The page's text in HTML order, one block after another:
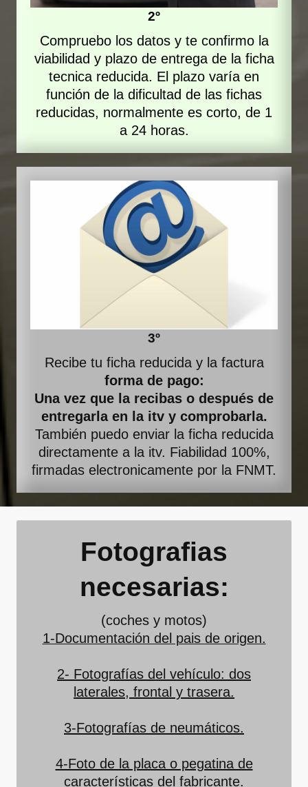
2º
Compruebo los datos y te confirmo la
viabilidad y plazo de entrega de la ficha
tecnica reducida. El plazo varía en
función de la dificultad de las fichas
reducidas, normalmente es corto, de 1
a 24 horas.
3º
Recibe tu ficha reducida y la factura
forma de pago:
Una vez que la recibas o después de
entregarla en la itv y comprobarla.
También puedo enviar la ficha reducida
directamente a la itv. Fiabilidad 100%,
firmadas electronicamente por la FNMT.
Fotografias
necesarias:
(coches y motos)
1-Documentación del pais de origen.
2- Fotografías del vehículo: dos
laterales, frontal y trasera.
3-Fotografías de neumáticos.
4-Foto de la placa o pegatina de
características del fabricante.